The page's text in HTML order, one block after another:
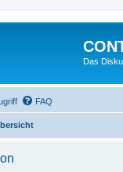
Das
FAQ